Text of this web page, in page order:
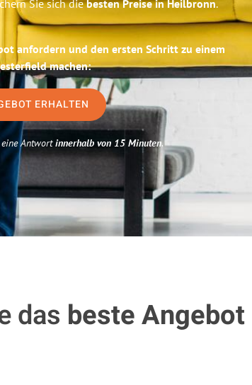
Sie sich diebesten Preise in Heilbronn.
anfordern und den ersten Schritt zu einem
machen:
ERHALTEN
Antwortinnerhalb von 15 Minuten.
das beste Angebot